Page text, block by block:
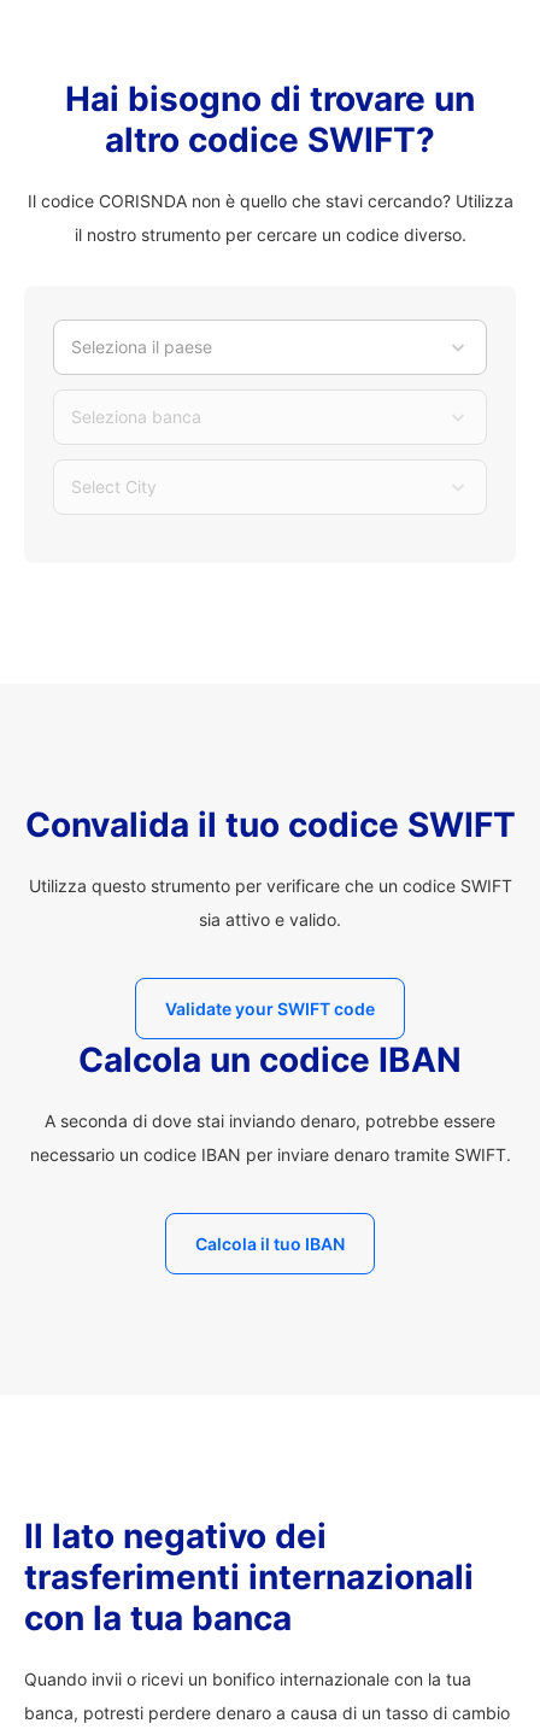
Hai bisogno di trovare un
altro codice SWIFT?
Il codice CORISNDA non è quello che stavi cercando? Utilizza
il nostro strumento per cercare un codice diverso.
Seleziona il paese
Seleziona banca
Select City
Convalida il tuo codice SWIFT
Utilizza questo strumento per verificare che un codice SWIFT
sia attivo e valido.
Validate your SWIFT code
Calcola un codice IBAN
A seconda di dove stai inviando denaro, potrebbe essere
necessario un codice IBAN per inviare denaro tramite SWIFT.
Calcola il tuo IBAN
Il lato negativo dei
trasferimenti internazionali
con la tua banca
Quando invii o ricevi un bonifico internazionale con la tua
banca, potresti perdere denaro a causa di un tasso di cambio